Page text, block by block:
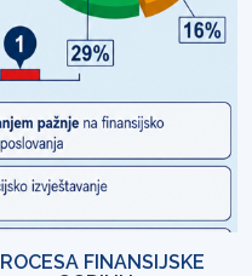
FINANSIJSKE